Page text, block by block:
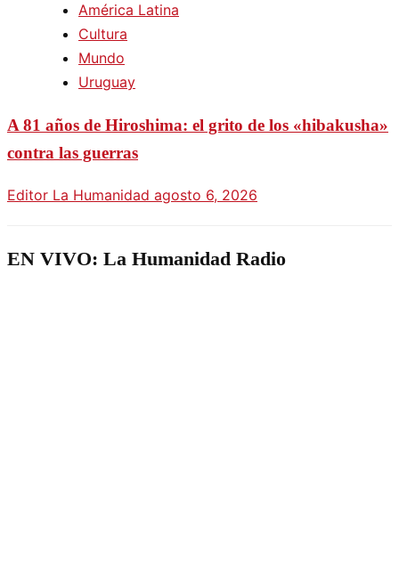
América Latina
Cultura
Mundo
Uruguay
A 81 años de Hiroshima: el grito de los «hibakusha»
contra las guerras
Editor La Humanidad agosto 6, 2026
EN VIVO: La Humanidad Radio